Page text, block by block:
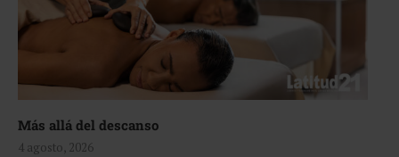
Más allá del descanso
4 agosto, 2026